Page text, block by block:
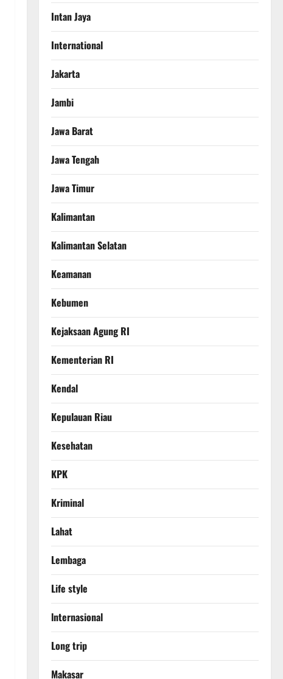
Intan Jaya
International
Jakarta
Jambi
Jawa Barat
Jawa Tengah
Jawa Timur
Kalimantan
Kalimantan Selatan
Keamanan
Kebumen
Kejaksaan Agung RI
Kementerian RI
Kendal
Kepulauan Riau
Kesehatan
KPK
Kriminal
Lahat
Lembaga
Life style
lnternasional
Long trip
Makasar